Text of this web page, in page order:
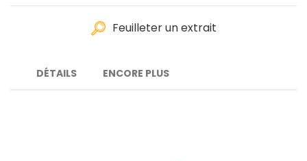
Feuilleter un extrait
DÉTAILS ENCORE PLUS